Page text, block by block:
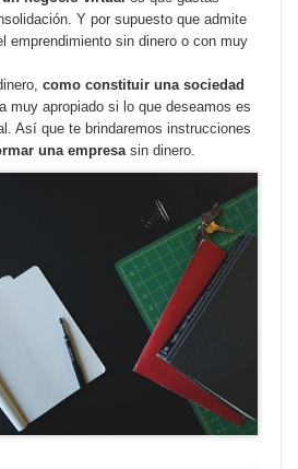
Y por supuesto que admite
emprendimiento sin dinero o con muy
como constituir una sociedad
muy apropiado si lo que deseamos es
Así que te brindaremos instrucciones
una empresa sin dinero.